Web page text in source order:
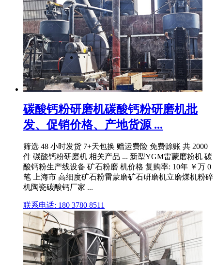
碳酸钙粉研磨机碳酸钙粉研磨机批
发、促销价格、产地货源 ...
筛选 48 小时发货 7+天包换 赠运费险 免费赊账 共 2000
件 碳酸钙粉研磨机 相关产品 ... 新型YGM雷蒙磨粉机 碳
酸钙粉生产线设备 矿石粉磨 机价格 复购率: 10年 ￥万 0
笔 上海市 高细度矿石粉雷蒙磨矿石研磨机立磨煤机粉碎
机陶瓷碳酸钙厂家 ...
联系电话: 180 3780 8511